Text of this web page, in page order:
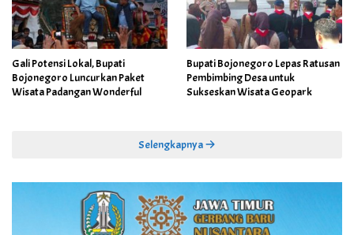
Gali Potensi Lokal, Bupati
Bojonegoro Luncurkan Paket
Wisata Padangan Wonderful
Bupati Bojonegoro Lepas Ratusan
Pembimbing Desa untuk
Sukseskan Wisata Geopark
Selengkapnya